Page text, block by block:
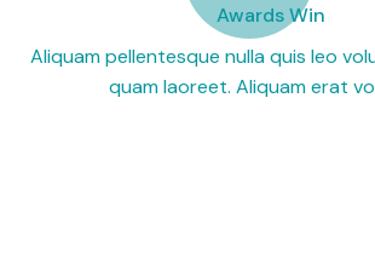
Awards Win
Aliquam pellentesque nulla quis leo
quam laoreet. Aliquam erat